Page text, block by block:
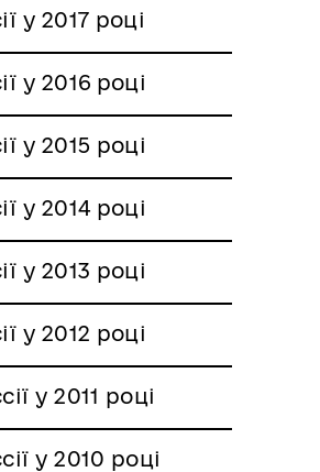
у 2017 році
у 2016 році
у 2015 році
у 2014 році
у 2013 році
у 2012 році
у 2011 році
у 2010 році